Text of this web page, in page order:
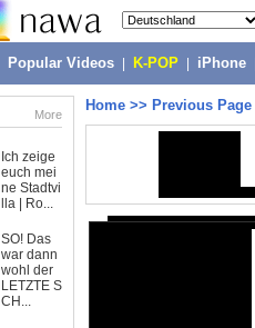
Popular Videos K-POP iPhone
More
Ich zeige
euch mei
ne Stadtvi
lla | Ro...
SO! Das
war dann
wohl der
LETZTE S
CH...
Home >> Previous Page